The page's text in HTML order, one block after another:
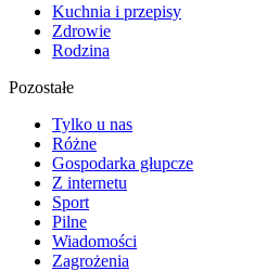
Kuchnia i przepisy
Zdrowie
Rodzina
Pozostałe
Tylko u nas
Różne
Gospodarka głupcze
Z internetu
Sport
Pilne
Wiadomości
Zagrożenia